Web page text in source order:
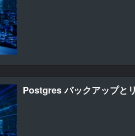
Postgres バックアップと